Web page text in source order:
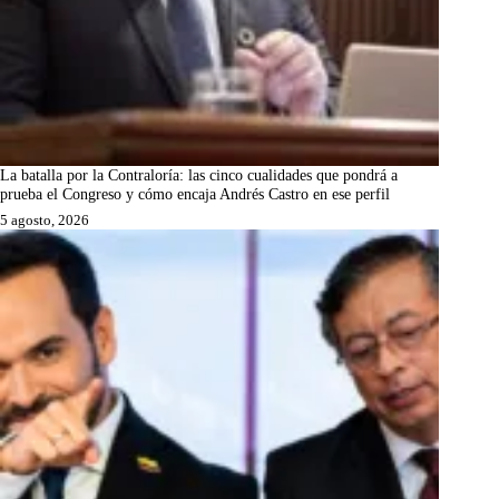
La batalla por la Contraloría: las cinco cualidades que pondrá a
prueba el Congreso y cómo encaja Andrés Castro en ese perfil
5 agosto, 2026